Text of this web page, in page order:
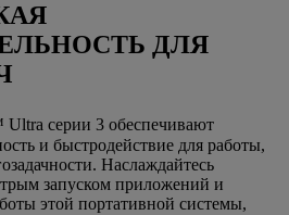
ДЛЯ
серии 3 обеспечивают
и быстродействие для работы,
Наслаждайтесь
запуском приложений и
этой портативной системы,